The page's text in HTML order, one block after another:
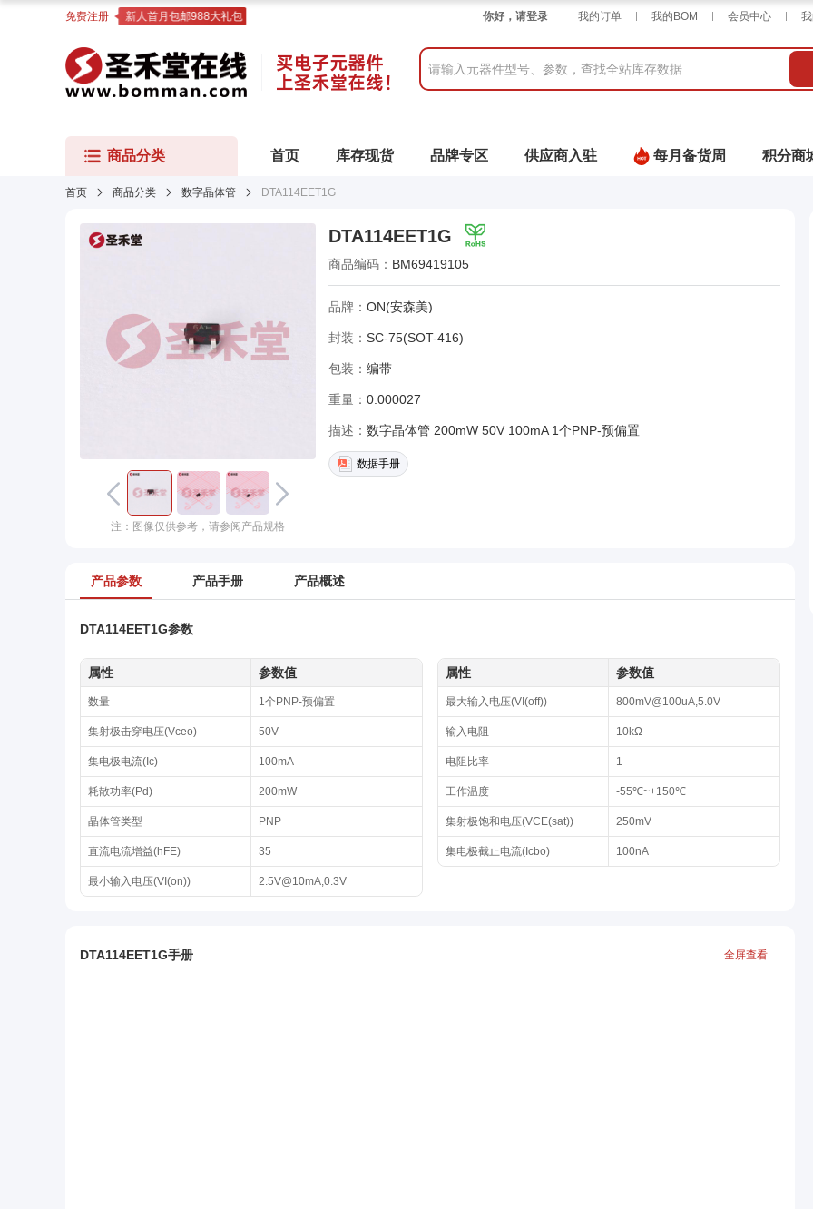
免费注册 新人首月包邮988大礼包 你好，请登录 我的订单 我的BOM 会员中心
商品分类 首页 库存现货 品牌专区 供应商入驻 每月备货周 积分商
首页 商品分类 数字晶体管 DTA114EET1G
注：图像仅供参考，请参阅产品规格
DTA114EET1G
商品编码： BM69419105
品牌： ON(安森美)
封装： SC-75(SOT-416)
包装： 编带
重量： 0.000027
描述： 数字晶体管 200mW 50V 100mA 1个PNP-预偏置
数据手册
产品参数 产品手册 产品概述
DTA114EET1G参数
属性 参数值
数量 1个PNP-预偏置
集射极击穿电压(Vceo) 50V
集电极电流(Ic) 100mA
耗散功率(Pd) 200mW
晶体管类型 PNP
直流电流增益(hFE) 35
最小输入电压(VI(on)) 2.5V@10mA,0.3V
属性 参数值
最大输入电压(VI(off)) 800mV@100uA,5.0V
输入电阻 10kΩ
电阻比率 1
工作温度 -55℃~+150℃
集射极饱和电压(VCE(sat)) 250mV
集电极截止电流(Icbo) 100nA
DTA114EET1G手册 全屏查看